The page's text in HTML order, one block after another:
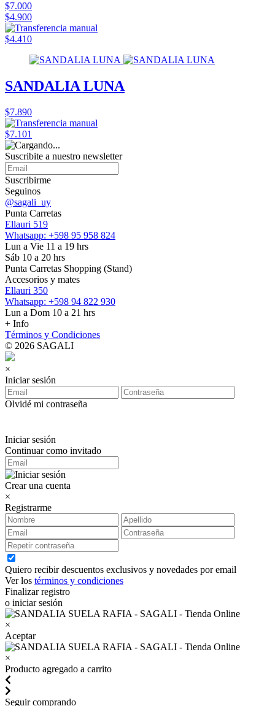
$7.000
$4.900
$4.410
SANDALIA LUNA
$7.890
$7.101
Suscribite a nuestro newsletter
Suscribirme
Seguinos
@sagali_uy
Punta Carretas
Ellauri 519
Whatsapp: +598 95 958 824
Lun a Vie 11 a 19 hrs
Sáb 10 a 20 hrs
Punta Carretas Shopping (Stand)
Accesorios y mates
Ellauri 350
Whatsapp: +598 94 822 930
Lun a Dom 10 a 21 hrs
+ Info
Términos y Condiciones
© 2026 SAGALI
×
Iniciar sesión
Olvidé mi contraseña
Iniciar sesión
Continuar como invitado
Crear una cuenta
×
Registrarme
Quiero recibir descuentos exclusivos y novedades por email
Ver los términos y condiciones
Finalizar registro
o iniciar sesión
×
Aceptar
×
Producto agregado a carrito
Seguir comprando